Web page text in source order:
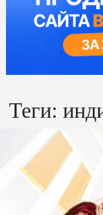
Теги: